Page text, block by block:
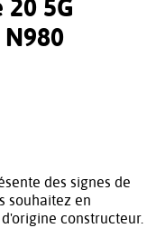
20 5G
des signes de
souhaitez en
constructeur.